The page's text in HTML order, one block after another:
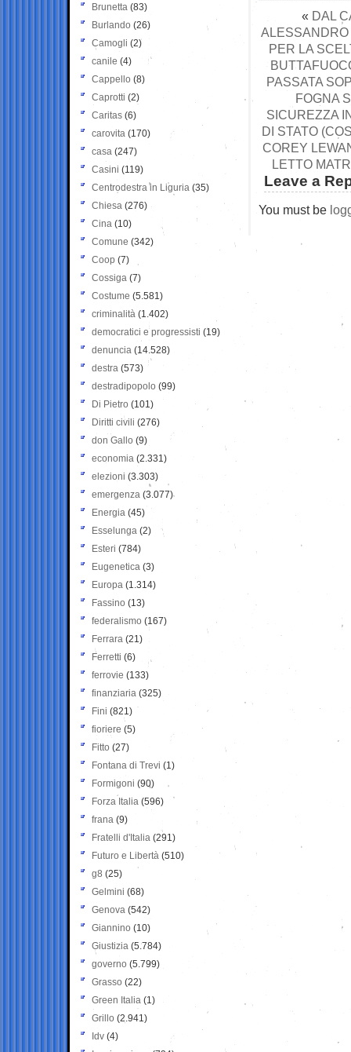
« DAL
ALESSANDRO
PER LA
PASSATA
FOGNA
SICUREZZA
DI STATO
COREY
LETTO
Leave a
You must be
Brunetta (83)
Burlando (26)
Camogli (2)
canile (4)
Cappello (8)
Caprotti (2)
Caritas (6)
carovita (170)
casa (247)
Casini (119)
Centrodestra in Liguria (35)
Chiesa (276)
Cina (10)
Comune (342)
Coop (7)
Cossiga (7)
Costume (5.581)
criminalità (1.402)
democratici e progressisti (19)
denuncia (14.528)
destra (573)
destradipopolo (99)
Di Pietro (101)
Diritti civili (276)
don Gallo (9)
economia (2.331)
elezioni (3.303)
emergenza (3.077)
Energia (45)
Esselunga (2)
Esteri (784)
Eugenetica (3)
Europa (1.314)
Fassino (13)
federalismo (167)
Ferrara (21)
Ferretti (6)
ferrovie (133)
finanziaria (325)
Fini (821)
fioriere (5)
Fitto (27)
Fontana di Trevi (1)
Formigoni (90)
Forza Italia (596)
frana (9)
Fratelli d'Italia (291)
Futuro e Libertà (510)
g8 (25)
Gelmini (68)
Genova (542)
Giannino (10)
Giustizia (5.784)
governo (5.799)
Grasso (22)
Green Italia (1)
Grillo (2.941)
Idv (4)